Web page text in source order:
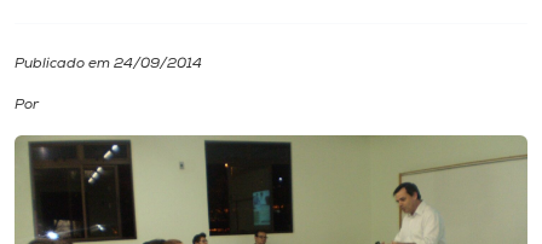
Biblioteca
Publicado em 24/09/2014
Por